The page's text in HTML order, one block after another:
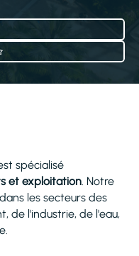
spécialisé
et exploitation. Notre
les secteurs des
de l'industrie, de l'eau,